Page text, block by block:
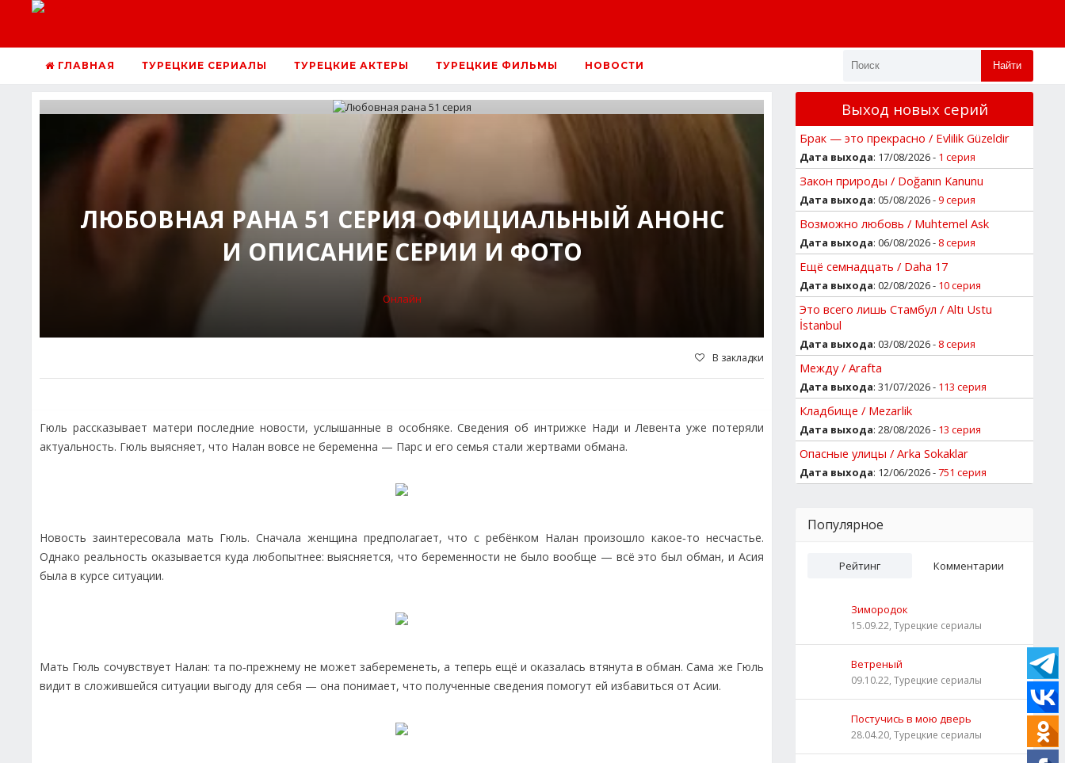
ГЛАВНАЯ ТУРЕЦКИЕ СЕРИАЛЫ ТУРЕЦКИЕ АКТЕРЫ ТУРЕЦКИЕ ФИЛЬМЫ НОВОСТИ Найти
ЛЮБОВНАЯ РАНА 51 СЕРИЯ ОФИЦИАЛЬНЫЙ АНОНС
И ОПИСАНИЕ СЕРИИ И ФОТО
Онлайн
В закладки
Гюль рассказывает матери последние новости, услышанные в особняке. Сведения об интрижке Нади и Левента уже потеряли
актуальность. Гюль выясняет, что Налан вовсе не беременна — Парс и его семья стали жертвами обмана.
Новость заинтересовала мать Гюль. Сначала женщина предполагает, что с ребёнком Налан произошло какое‑то несчастье.
Однако реальность оказывается куда любопытнее: выясняется, что беременности не было вообще — всё это был обман, и Асия
была в курсе ситуации.
Мать Гюль сочувствует Налан: та по‑прежнему не может забеременеть, а теперь ещё и оказалась втянута в обман. Сама же Гюль
видит в сложившейся ситуации выгоду для себя — она понимает, что полученные сведения помогут ей избавиться от Асии.
Выход новых серий
Брак — это прекрасно / Evlilik Güzeldir
Дата выхода: 17/08/2026 - 1 серия
Закон природы / Doğanın Kanunu
Дата выхода: 05/08/2026 -9 серия
Возможно любовь / Muhtemel Ask
Дата выхода: 06/08/2026 - 8 серия
Ещё семнадцать / Daha 17
Дата выхода: 02/08/2026 - 10 серия
Это всего лишь Стамбул / Altı Ustu
İstanbul
Дата выхода: 03/08/2026 - 8 серия
Между / Arafta
Дата выхода: 31/07/2026 - 113 серия
Кладбище / Mezarlik
Дата выхода: 28/08/2026 - 13 серия
Опасные улицы / Arka Sokaklar
Дата выхода: 12/06/2026 -751 серия
Популярное
Рейтинг Комментарии
Зимородок
15.09.22, Турецкие сериалы
Ветреный
09.10.22, Турецкие сериалы
Постучись в мою дверь
28.04.20, Турецкие сериалы